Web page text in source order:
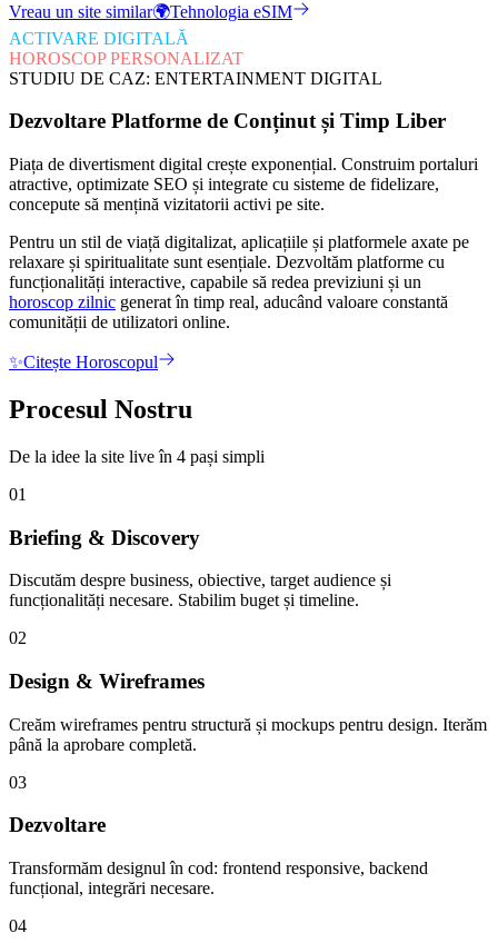
Vreau un site similar🌍Tehnologia eSIM
ACTIVARE DIGITALĂ
HOROSCOP PERSONALIZAT
STUDIU DE CAZ: ENTERTAINMENT DIGITAL
Dezvoltare Platforme de Conținut și Timp Liber
Piața de divertisment digital crește exponențial. Construim portaluri
atractive, optimizate SEO și integrate cu sisteme de fidelizare,
concepute să mențină vizitatorii activi pe site.
Pentru un stil de viață digitalizat, aplicațiile și platformele axate pe
relaxare și spiritualitate sunt esențiale. Dezvoltăm platforme cu
funcționalități interactive, capabile să redea previziuni și un
horoscop zilnic generat în timp real, aducând valoare constantă
comunității de utilizatori online.
✨Citește Horoscopul
Procesul Nostru
De la idee la site live în 4 pași simpli
01
Briefing & Discovery
Discutăm despre business, obiective, target audience și
funcționalități necesare. Stabilim buget și timeline.
02
Design & Wireframes
Creăm wireframes pentru structură și mockups pentru design. Iterăm
până la aprobare completă.
03
Dezvoltare
Transformăm designul în cod: frontend responsive, backend
funcțional, integrări necesare.
04